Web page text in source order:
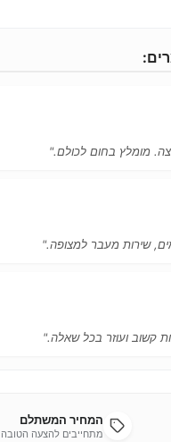
מומלץ בחום לכולם."
שירות מעבר למצופה."
קשוב ועוזר בכל שאלה."
המחיר המשתלם
מתחייבים להצעה הטובה